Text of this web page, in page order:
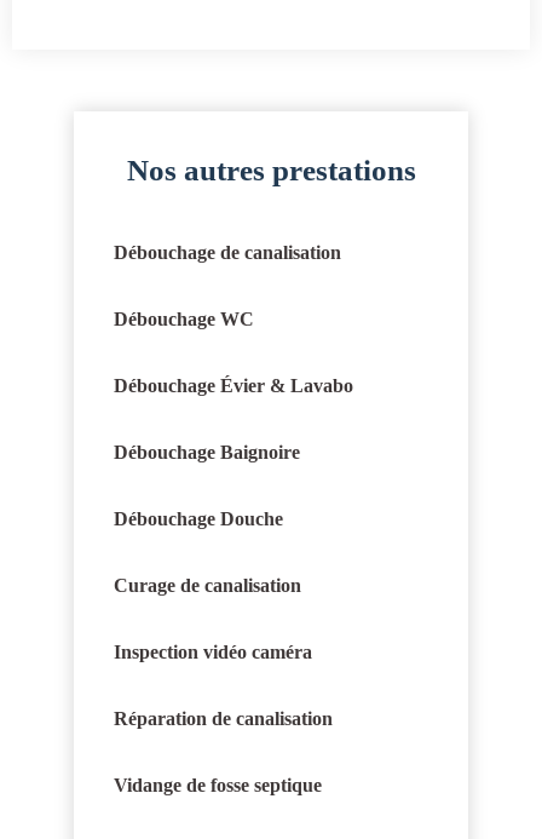
Nos autres prestations
Débouchage de canalisation
Débouchage WC
Débouchage Évier & Lavabo
Débouchage Baignoire
Débouchage Douche
Curage de canalisation
Inspection vidéo caméra
Réparation de canalisation
Vidange de fosse septique